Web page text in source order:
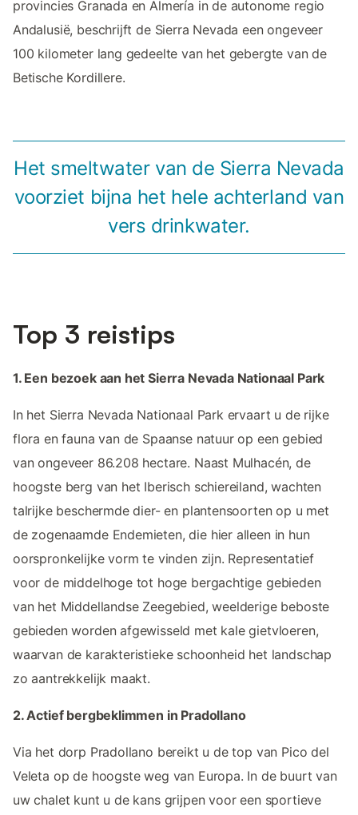
provincies Granada en Almería in de autonome regio
Andalusië, beschrijft de Sierra Nevada een ongeveer
100 kilometer lang gedeelte van het gebergte van de
Betische Kordillere.
Het smeltwater van de Sierra Nevada
voorziet bijna het hele achterland van
vers drinkwater.
Top 3 reistips
1. Een bezoek aan het Sierra Nevada Nationaal Park
In het Sierra Nevada Nationaal Park ervaart u de rijke
flora en fauna van de Spaanse natuur op een gebied
van ongeveer 86.208 hectare. Naast Mulhacén, de
hoogste berg van het Iberisch schiereiland, wachten
talrijke beschermde dier- en plantensoorten op u met
de zogenaamde Endemieten, die hier alleen in hun
oorspronkelijke vorm te vinden zijn. Representatief
voor de middelhoge tot hoge bergachtige gebieden
van het Middellandse Zeegebied, weelderige beboste
gebieden worden afgewisseld met kale gietvloeren,
waarvan de karakteristieke schoonheid het landschap
zo aantrekkelijk maakt.
2. Actief bergbeklimmen in Pradollano
Via het dorp Pradollano bereikt u de top van Pico del
Veleta op de hoogste weg van Europa. In de buurt van
uw chalet kunt u de kans grijpen voor een sportieve